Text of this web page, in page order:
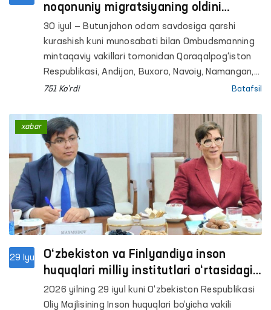
noqonuniy migratsiyaning oldini
olishga qaratilgan tadbirlar o‘tkazildi
30 iyul — Butunjahon odam savdosiga qarshi
kurashish kuni munosabati bilan Ombudsmanning
mintaqaviy vakillari tomonidan Qoraqalpog‘iston
Respublikasi, Andijon, Buxoro, Navoiy, Namangan,
Farg‘ona, Samarqand, Surxondaryo, Toshkent va
loyihasi doirasida aholi hamda yoshlarning huquqiy
xabardorligini oshirishga qaratilgan tadbirlar
o‘tkazildi.
751 Ko'rdi Batafsil
29 Iyu
O‘zbekiston va Finlyandiya inson
huquqlari milliy institutlari o‘rtasidagi
hamkorlik masalalari muhokama qilindi
2026 yilning 29 iyul kuni O‘zbekiston Respublikasi
Oliy Majlisining Inson huquqlari bo‘yicha vakili
xabar